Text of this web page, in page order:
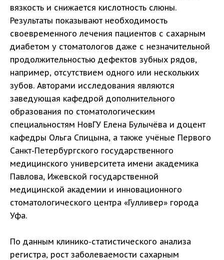
вязкость и снижается кислотность слюны.
Результаты показывают необходимость
своевременного лечения пациентов с сахарным
диабетом у стоматологов даже с незначительной
продолжительностью дефектов зубных рядов,
например, отсутствием одного или нескольких
зубов. Авторами исследования являются
заведующая кафедрой дополнительного
образования по стоматологическим
специальностям НовГУ Елена Булычёва и доцент
кафедры Ольга Спицына, а также учёные Первого
Санкт-Петербургского государственного
медицинского университета имени академика
Павлова, Ижевской государственной
медицинской академии и инновационного
стоматологического центра «Гулливер» города
Уфа.
По данным клинико-статистического анализа
регистра, рост заболеваемости сахарным